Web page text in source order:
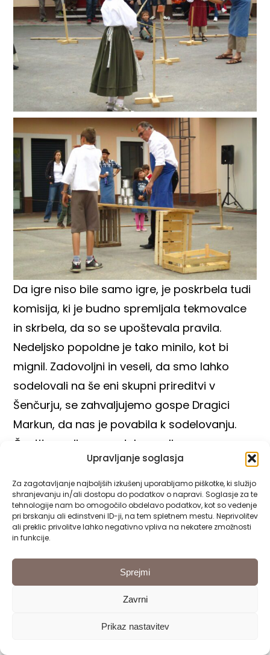
Upravljanje soglasja
Za zagotavljanje najboljših izkušenj uporabljamo piškotke, ki služijo
shranjevanju in/ali dostopu do podatkov o napravi. Soglasje za te
tehnologije nam bo omogočilo obdelavo podatkov, kot so vedenje
pri brskanju ali edinstveni ID-ji, na tem spletnem mestu. Neprivolitev
ali preklic privolitve lahko negativno vpliva na nekatere zmožnosti
in funkcije.
Sprejmi
Zavrni
Prikaz nastavitev
Da igre niso bile samo igre, je poskrbela tudi
komisija, ki je budno spremljala tekmovalce
in skrbela, da so se upoštevala pravila.
Nedeljsko popoldne je tako minilo, kot bi
mignil. Zadovoljni in veseli, da smo lahko
sodelovali na še eni skupni prireditvi v
Šenčurju, se zahvaljujemo gospe Dragici
Markun, da nas je povabila k sodelovanju.
Čestitamo ji za vso dobro voljo,
pripravljenost in trud, ki jih nosi s seboj v eni
veliki »cajni« in tako radostno deli med vse
nas.
Leave A Comment